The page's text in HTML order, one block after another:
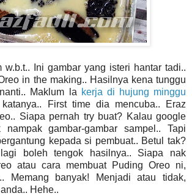
w.b.t.. Ini gambar yang isteri hantar tadi..
in the making.. Hasilnya kena tunggu
Maklum la kerja di hujung minggu
First time dia mencuba.. Eraz
Siapa pernah try buat? Kalau google
nampak gambar-gambar sampel.. Tapi
kepada si pembuat.. Betul tak?
boleh tengok hasilnya.. Siapa nak
atau cara membuat Puding Oreo ni,
Memang banyak! Menjadi atau tidak,
Hehe..